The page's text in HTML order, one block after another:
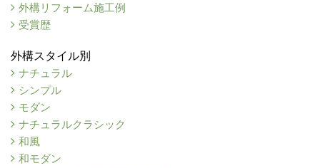
外構リフォーム施工例
受賞歴
外構スタイル別
ナチュラル
シンプル
モダン
ナチュラルクラシック
和風
和モダン